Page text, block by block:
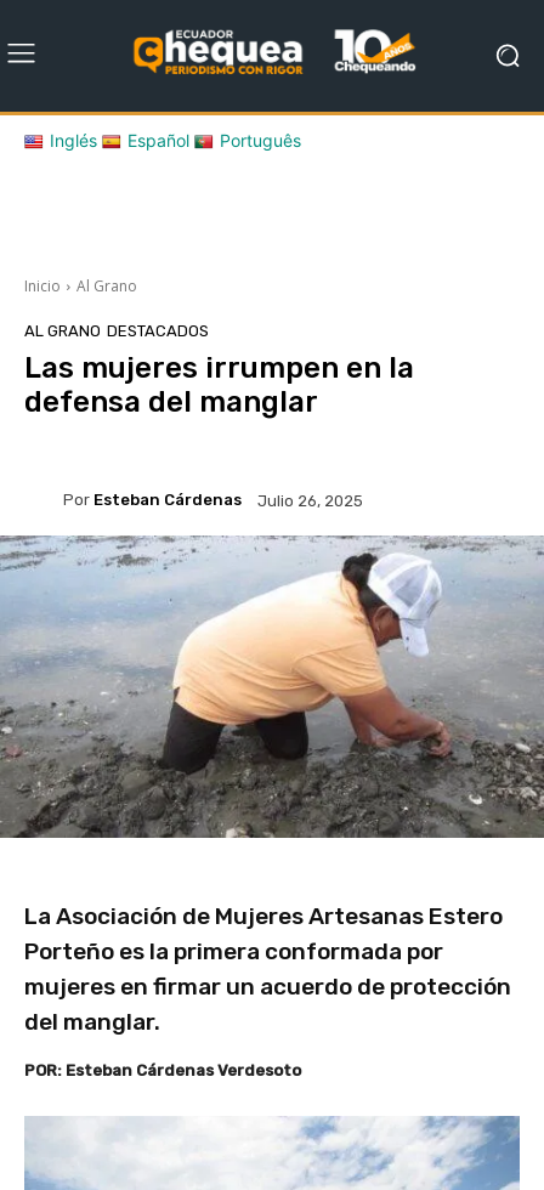
Inglés Español Português
Inicio Al Grano
AL GRANO DESTACADOS
Las mujeres irrumpen en la
defensa del manglar
Por Esteban Cárdenas Julio 26, 2025
La Asociación de Mujeres Artesanas Estero
Porteño es la primera conformada por
mujeres en firmar un acuerdo de protección
del manglar.
POR: Esteban Cárdenas Verdesoto